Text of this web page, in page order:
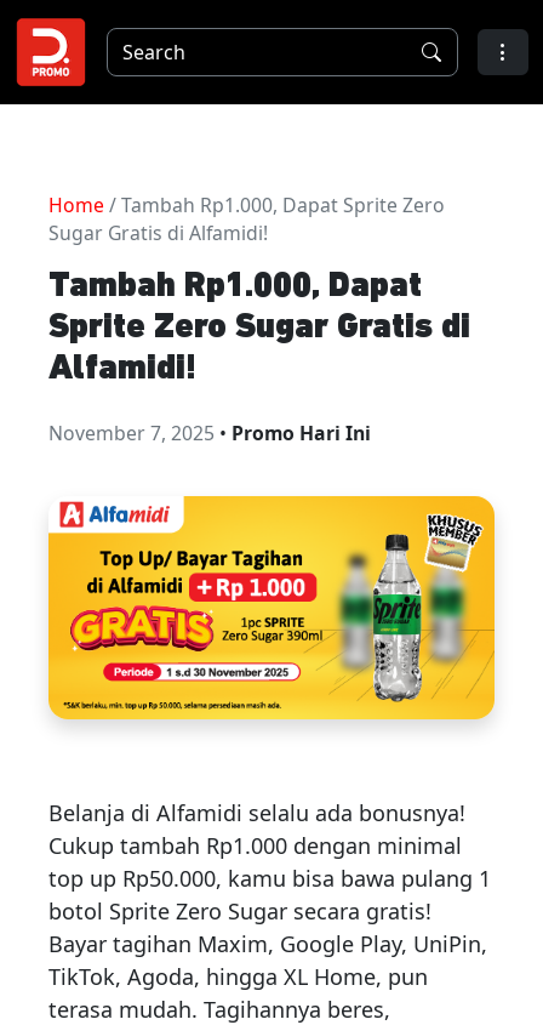
Home / Tambah Rp1.000, Dapat Sprite Zero
Sugar Gratis di Alfamidi!
Tambah Rp1.000, Dapat
Sprite Zero Sugar Gratis di
Alfamidi!
November 7, 2025 • Promo Hari Ini
Belanja di Alfamidi selalu ada bonusnya!
Cukup tambah Rp1.000 dengan minimal
top up Rp50.000, kamu bisa bawa pulang 1
botol Sprite Zero Sugar secara gratis!
Bayar tagihan Maxim, Google Play, UniPin,
TikTok, Agoda, hingga XL Home, pun
terasa mudah. Tagihannya beres,